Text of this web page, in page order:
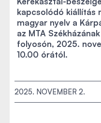
kapcsolódó kiállítás
magyar nyelv a
az MTA
folyosón, 2025.
10.00 órától.
2025. NOVEMBER 2.